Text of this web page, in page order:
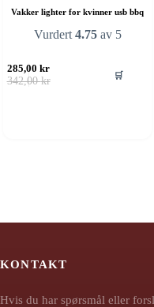
Vakker lighter for kvinner usb bbq
Vurdert 4.75av 5
342,00kr
Opprinnelig
285,00kr
Nåværende
🛒
KONTAKT
Hvis du har spørsmål eller